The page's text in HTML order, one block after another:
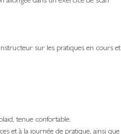
sur les pratiques en cours et
tenue confortable.
et à la journée de pratique, ainsi que